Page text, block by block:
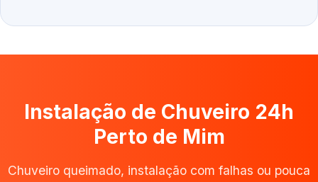
Instalação de Chuveiro 24h
Perto de Mim
Chuveiro queimado, instalação com falhas ou pouca